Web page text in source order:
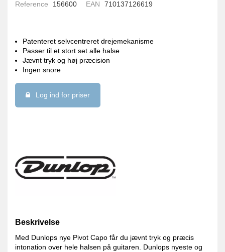
Reference 156600 EAN 710137126619
Patenteret selvcentreret drejemekanisme
Passer til et stort set alle halse
Jævnt tryk og høj præcision
Ingen snore
Log ind for priser
Beskrivelse
Med Dunlops nye Pivot Capo får du jævnt tryk og præcis
intonation over hele halsen på guitaren. Dunlops nyeste og